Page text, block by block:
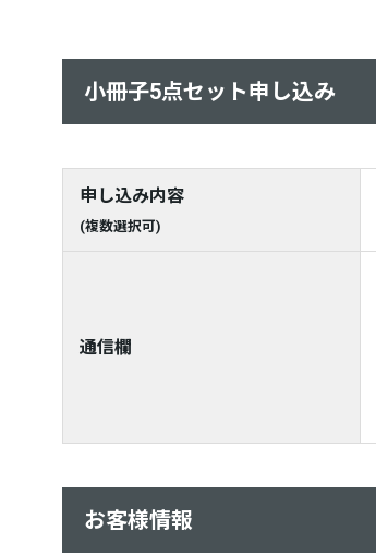
小冊子5点セット申し込み
申し込み内容
(複数選択可)
通信欄
お客様情報